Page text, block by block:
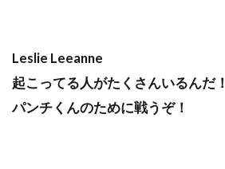
Leslie Leeanne
起こってる人がたくさんいるんだ！
パンチくんのために戦うぞ！